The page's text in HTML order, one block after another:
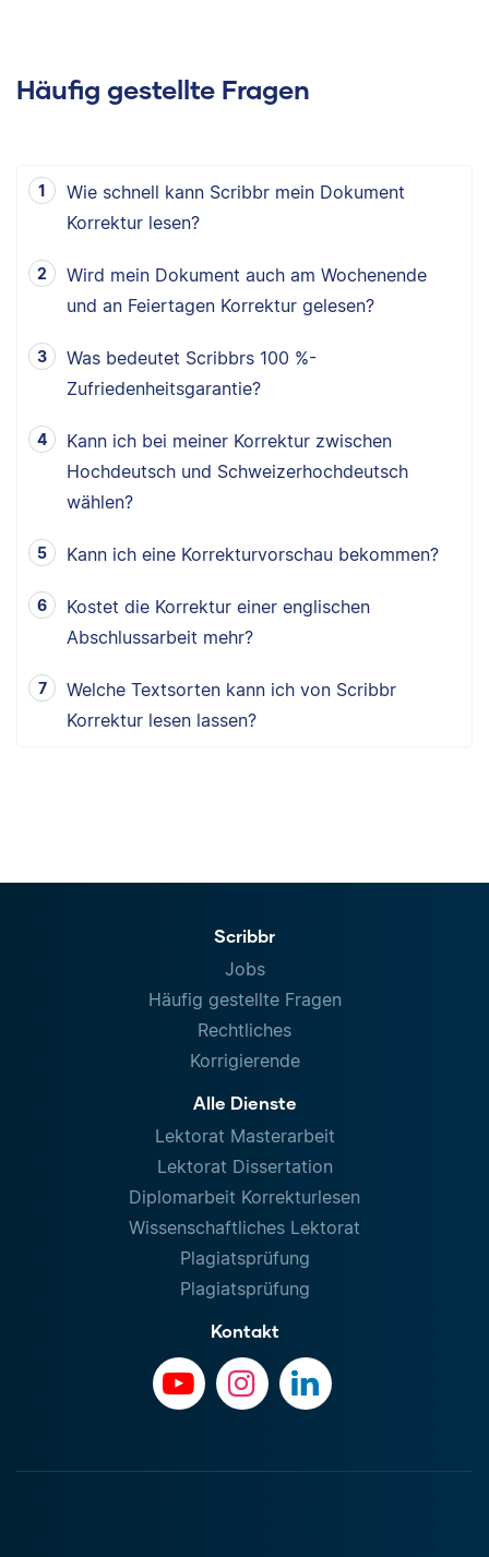
Häufig gestellte Fragen
Wie schnell kann Scribbr mein Dokument
Korrektur lesen?
Wird mein Dokument auch am Wochenende
und an Feiertagen Korrektur gelesen?
Was bedeutet Scribbrs 100 %-
Zufriedenheitsgarantie?
Kann ich bei meiner Korrektur zwischen
Hochdeutsch und Schweizerhochdeutsch
wählen?
Kann ich eine Korrekturvorschau bekommen?
Kostet die Korrektur einer englischen
Abschlussarbeit mehr?
Welche Textsorten kann ich von Scribbr
Korrektur lesen lassen?
Scribbr
Jobs
Häufig gestellte Fragen
Rechtliches
Korrigierende
Alle Dienste
Lektorat Masterarbeit
Lektorat Dissertation
Diplomarbeit Korrekturlesen
Wissenschaftliches Lektorat
Plagiatsprüfung
Plagiatsprüfung
Kontakt